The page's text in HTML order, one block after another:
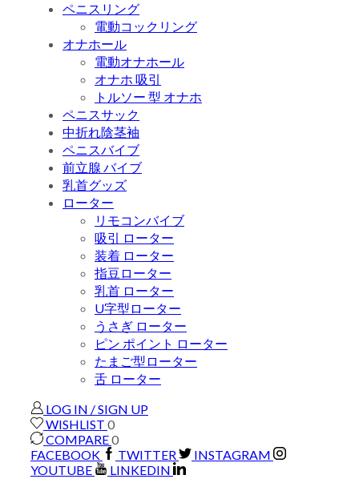
ペニスリング
電動コックリング
オナホール
電動オナホール
オナホ 吸引
トルソー 型 オナホ
ペニスサック
中折れ陰茎袖
ペニスバイブ
前立腺 バイブ
乳首グッズ
ローター
リモコンバイブ
吸引 ローター
装着 ローター
指豆ローター
乳首 ローター
U字型ローター
うさぎ ローター
ピン ポイント ローター
たまご型ローター
舌 ローター
LOG IN / SIGN UP
WISHLIST 0
COMPARE0
FACEBOOK
TWITTER
INSTAGRAM
YOUTUBE
LINKEDIN